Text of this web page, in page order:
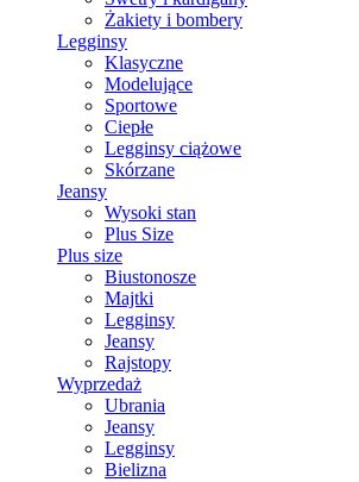
Żakiety i bombery
Legginsy
Klasyczne
Modelujące
Sportowe
Ciepłe
Legginsy ciążowe
Skórzane
Jeansy
Wysoki stan
Plus Size
Plus size
Biustonosze
Majtki
Legginsy
Jeansy
Rajstopy
Wyprzedaż
Ubrania
Jeansy
Legginsy
Bielizna